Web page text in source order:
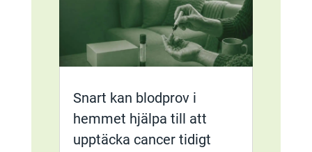
Snart kan blodprov i
hemmet hjälpa till att
upptäcka cancer tidigt